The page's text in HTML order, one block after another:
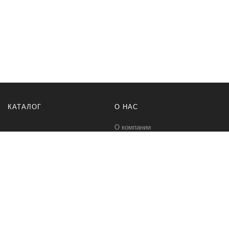
КАТАЛОГ О НАС
О компании